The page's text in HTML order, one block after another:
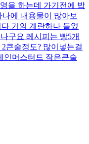
을 하는데 가기전에 밥
에 내용물이 많아보
거의 계란하나 들었
구요 레시피는 빵5개
큰술정도? 많이넣는걸
인머스터드 작은큰술